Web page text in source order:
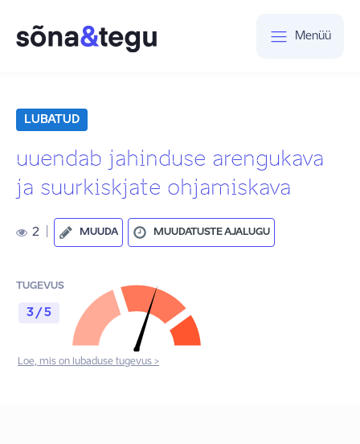
Menüü
LUBATUD
uuendab jahinduse arengukava
ja suurkiskjate ohjamiskava
2 MUUDA MUUDATUSTE AJALUGU
TUGEVUS
3 / 5
Loe, mis on lubaduse tugevus >